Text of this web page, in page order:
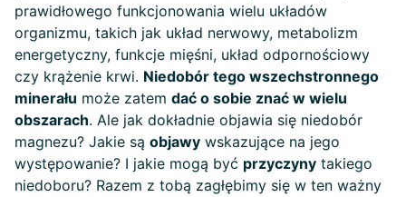
prawidłowego funkcjonowania wielu układów
organizmu, takich jak układ nerwowy, metabolizm
energetyczny, funkcje mięśni, układ odpornościowy
czy krążenie krwi. Niedobór tego wszechstronnego
minerału może zatem dać o sobie znać w wielu
obszarach. Ale jak dokładnie objawia się niedobór
magnezu? Jakie są objawy wskazujące na jego
występowanie? I jakie mogą być przyczyny takiego
niedoboru? Razem z tobą zagłębimy się w ten ważny